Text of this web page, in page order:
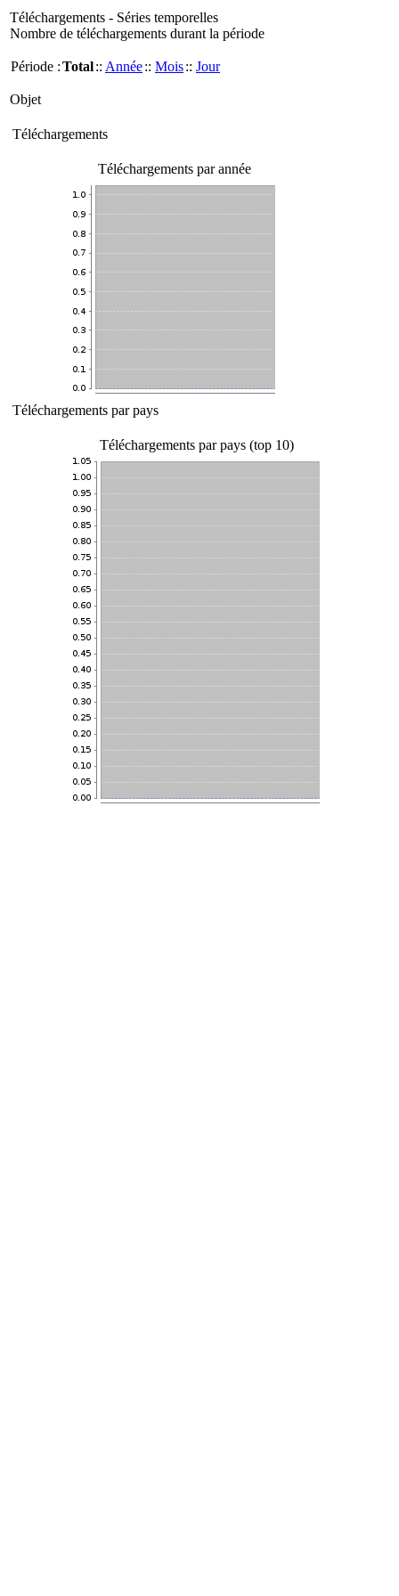
Téléchargements - Séries temporelles
Nombre de téléchargements durant la période
Période :Total:: Année:: Mois:: Jour
Objet
Téléchargements
Téléchargements par année
Téléchargements par pays
Téléchargements par pays (top 10)